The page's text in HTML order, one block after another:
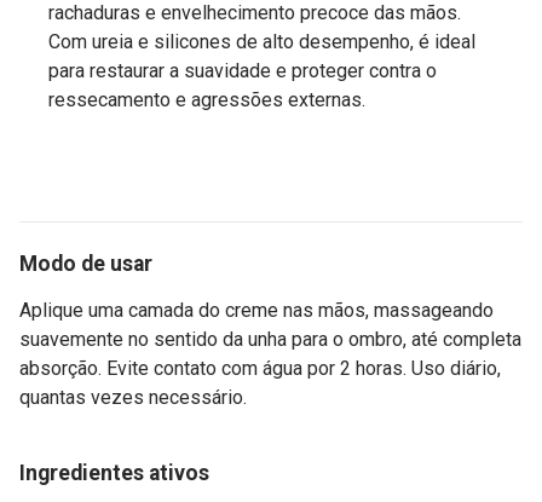
rachaduras e envelhecimento precoce das mãos.
Com ureia e silicones de alto desempenho, é ideal
para restaurar a suavidade e proteger contra o
ressecamento e agressões externas.
Modo de usar
Aplique uma camada do creme nas mãos, massageando
suavemente no sentido da unha para o ombro, até completa
absorção. Evite contato com água por 2 horas. Uso diário,
quantas vezes necessário.
Ingredientes ativos